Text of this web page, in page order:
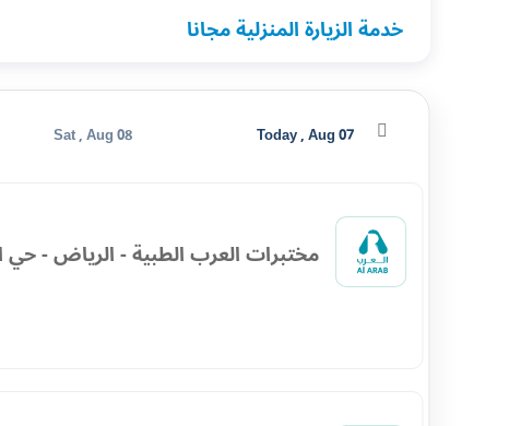
خدمة الزيارة المنزلية مجانا
مختبرات العرب الطبية - الرياض - حي